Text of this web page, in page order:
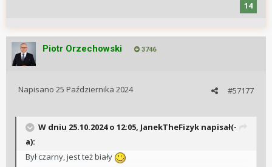
14
Piotr Orzechowski 3746
#57177
Napisano 25 Października 2024
W dniu 25.10.2024 o 12:05, JanekTheFizyk napisał(-
a):
Był czarny, jest też biały